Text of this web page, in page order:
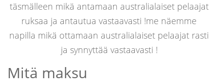
täsmälleen mikä antamaan australialaiset pelaajat
ruksaa ja antautua vastaavasti !me näemme
napilla mikä ottamaan australialaiset pelaajat rasti
ja synnyttää vastaavasti !
Mitä maksu